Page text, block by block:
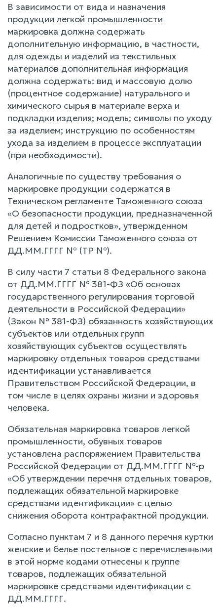
В зависимости от вида и назначения
продукции легкой промышленности
маркировка должна содержать
дополнительную информацию, в частности,
для одежды и изделий из текстильных
материалов дополнительная информация
должна содержать: вид и массовую долю
(процентное содержание) натурального и
химического сырья в материале верха и
подкладки изделия; модель; символы по уходу
за изделием; инструкцию по особенностям
ухода за изделием в процессе эксплуатации
(при необходимости).
Аналогичные по существу требования о
маркировке продукции содержатся в
Техническом регламенте Таможенного союза
«О безопасности продукции, предназначенной
для детей и подростков», утвержденном
Решением Комиссии Таможенного союза от
ДД.ММ.ГГГГ № (ТР №).
В силу части 7 статьи 8 Федерального закона
от ДД.ММ.ГГГГ № 381-ФЗ «Об основах
государственного регулирования торговой
деятельности в Российской Федерации»
(Закон № 381-ФЗ) обязанность хозяйствующих
субъектов или отдельных групп
хозяйствующих субъектов осуществлять
маркировку отдельных товаров средствами
идентификации устанавливается
Правительством Российской Федерации, в
том числе в целях охраны жизни и здоровья
человека.
Обязательная маркировка товаров легкой
промышленности, обувных товаров
установлена распоряжением Правительства
Российской Федерации от ДД.ММ.ГГГГ №-р
«Об утверждении перечня отдельных товаров,
подлежащих обязательной маркировке
средствами идентификации» с целью
снижения оборота контрафактной продукции.
Согласно пунктам 7 и 8 данного перечня куртки
женские и белье постельное с перечисленными
в этой норме кодами отнесены к группе
товаров, подлежащих обязательной
маркировке средствами идентификации с
ДД.ММ.ГГГГ.